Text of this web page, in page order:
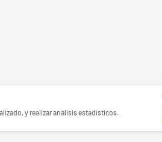
y realizar análisis estadísticos.